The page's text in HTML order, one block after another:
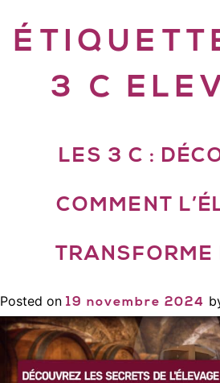
3 C
LES 3 C :
COMMENT
TRANSFORME
Posted on 19 novembre 2024